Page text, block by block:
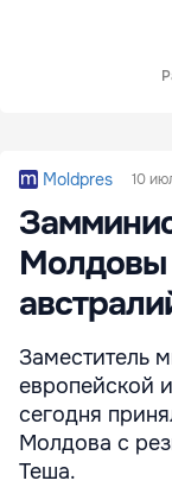
Moldpres 10
Молдовы
Заместитель
европейской
сегодня
Молдова с
Теша.